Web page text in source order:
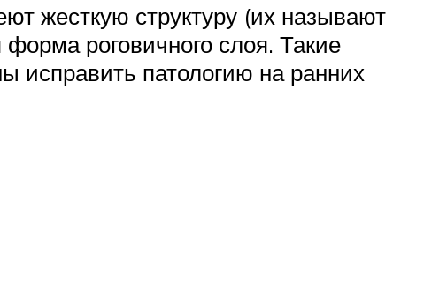
жесткую структуру (их называют
роговичного слоя. Такие
исправить патологию на ранних